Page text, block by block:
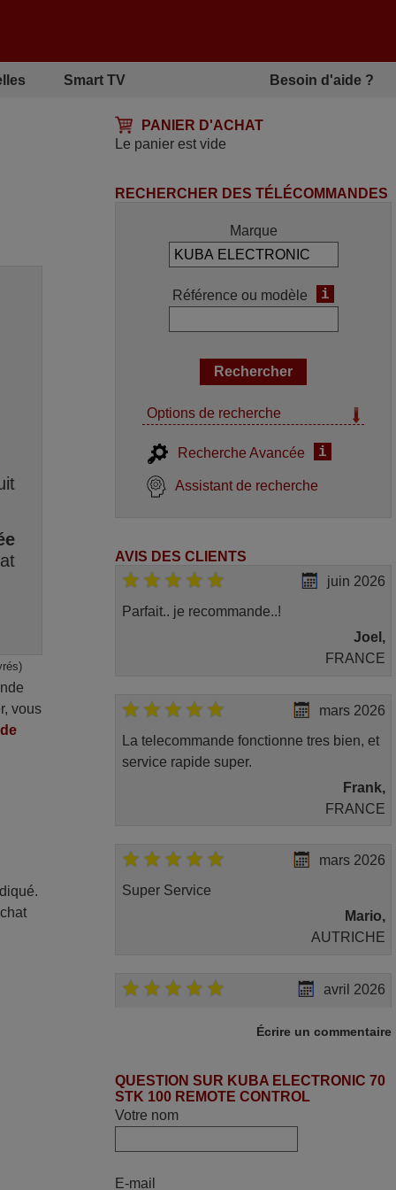
Smart TV Besoin d'aide ?
PANIER D'ACHAT
Le panier est vide
vous
RECHERCHER DES TÉLÉCOMMANDES
Marque
Référence ou modèle i
Options de recherche
Recherche Avancée i
Assistant de recherche
AVIS DES CLIENTS
juin 2026
Parfait.. je recommande..!
Joel,
FRANCE
mars 2026
La telecommande fonctionne tres bien, et
service rapide super.
Frank,
FRANCE
mars 2026
Super Service
Mario,
AUTRICHE
avril 2026
effectuée a 13h30est deja traitée et
et attend la réception Encore merci
Écrire un commentaire
QUESTION SUR KUBA ELECTRONIC 70
STK 100 REMOTE CONTROL
Votre nom
E-mail